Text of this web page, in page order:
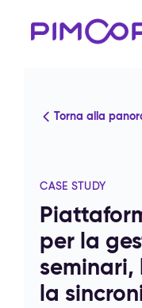
Torna alla
CASE STUDY
per la
seminari,
la